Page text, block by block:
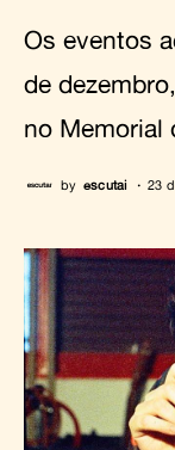
Os eventos
de
no Memorial
by escutai 23